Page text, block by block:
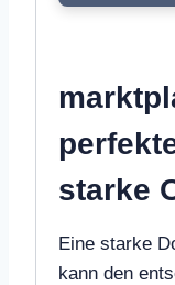
starke
Eine starke
kann den